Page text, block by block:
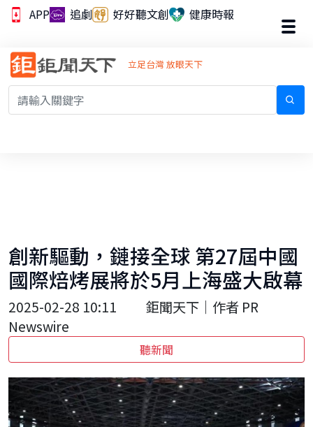
APP 追劇 好好聽文創 健康時報
立足台灣 放眼天下
創新驅動，鏈接全球 第27屆中國
國際焙烤展將於5月上海盛大啟幕
2025-02-28 10:11
鉅聞天下｜作者 PR
Newswire
聽新聞